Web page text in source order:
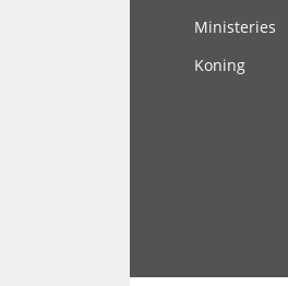
Ministeries
Koning